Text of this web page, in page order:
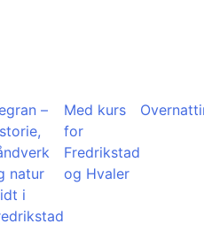
–
natur
i
Med kurs
for
Fredrikstad
og Hvaler